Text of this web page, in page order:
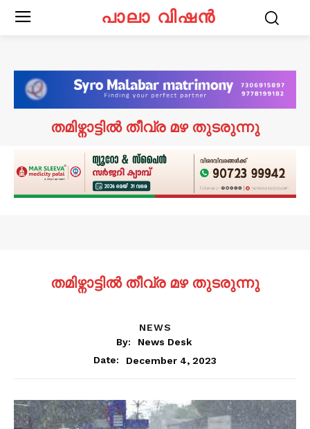
പാലാ വിഷൻ
തമിഴ്നാട്ടിൽ തീവ്ര മഴ തുടരുന്നു
തമിഴ്നാട്ടിൽ തീവ്ര മഴ തുടരുന്നു
NEWS
By:
News Desk
Date:
December 4, 2023